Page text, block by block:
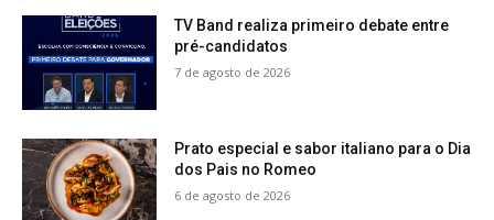
TV Band realiza primeiro debate entre
pré-candidatos
7 de agosto de 2026
Prato especial e sabor italiano para o Dia
dos Pais no Romeo
6 de agosto de 2026